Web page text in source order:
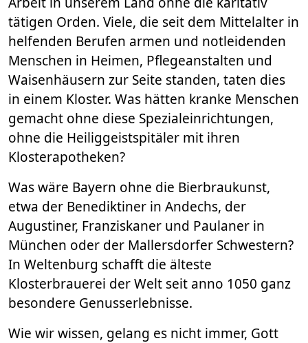
tätigen Orden. Viele, die seit dem Mittelalter in
helfenden Berufen armen und notleidenden
Menschen in Heimen, Pflegeanstalten und
Waisenhäusern zur Seite standen, taten dies
in einem Kloster. Was hätten kranke Menschen
gemacht ohne diese Spezialeinrichtungen,
ohne die Heiliggeistspitäler mit ihren
Klosterapotheken?
Was wäre Bayern ohne die Bierbraukunst,
etwa der Benediktiner in Andechs, der
Augustiner, Franziskaner und Paulaner in
München oder der Mallersdorfer Schwestern?
In Weltenburg schafft die älteste
Klosterbrauerei der Welt seit anno 1050 ganz
besondere Genusserlebnisse.
Wie wir wissen, gelang es nicht immer, Gott